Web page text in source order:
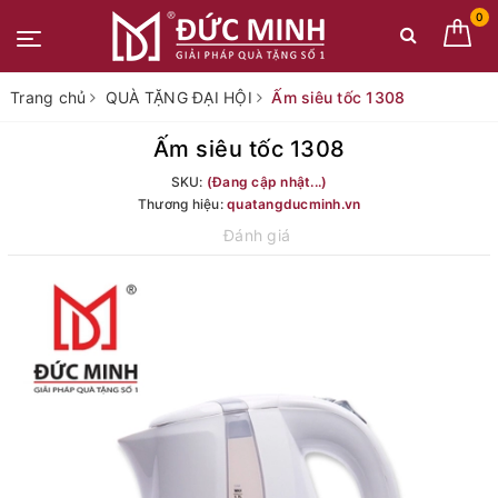
0
Trang chủ QUÀ TẶNG ĐẠI HỘI Ấm siêu tốc 1308
Ấm siêu tốc 1308
SKU: (Đang cập nhật...)
Thương hiệu: quatangducminh.vn
Đánh giá